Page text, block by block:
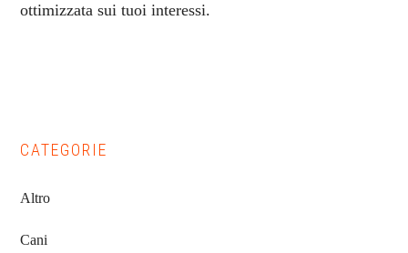
ottimizzata sui tuoi interessi.
Primary
Sidebar
CATEGORIE
Altro
Cani